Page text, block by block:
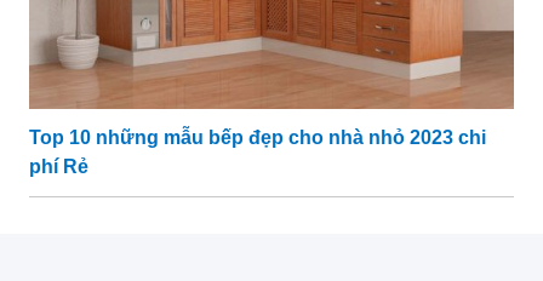
Top 10 những mẫu bếp đẹp cho nhà nhỏ 2023 chi
phí Rẻ